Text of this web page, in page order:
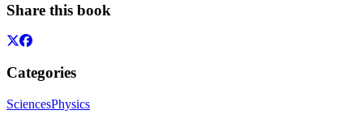
Share this book
Categories
SciencesPhysics